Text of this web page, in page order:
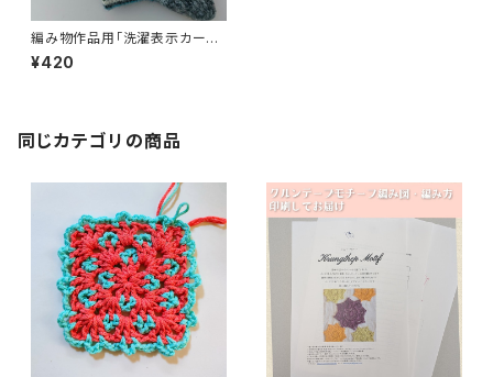
編み物作品用「洗濯表示カード」
6枚セット 日本語版/英語版
¥420
同じカテゴリの商品